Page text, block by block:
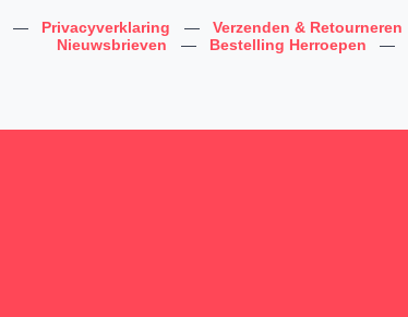
— Privacyverklaring — Verzenden & Retourneren
Nieuwsbrieven
— Bestelling Herroepen —